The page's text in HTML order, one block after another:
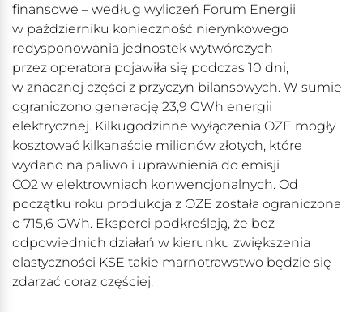
finansowe – według wyliczeń Forum Energii
w październiku konieczność nierynkowego
redysponowania jednostek wytwórczych
przez operatora pojawiła się podczas 10 dni,
w znacznej części z przyczyn bilansowych. W sumie
ograniczono generację 23,9 GWh energii
elektrycznej. Kilkugodzinne wyłączenia OZE mogły
kosztować kilkanaście milionów złotych, które
wydano na paliwo i uprawnienia do emisji
CO2 w elektrowniach konwencjonalnych. Od
początku roku produkcja z OZE została ograniczona
o 715,6 GWh. Eksperci podkreślają, że bez
odpowiednich działań w kierunku zwiększenia
elastyczności KSE takie marnotrawstwo będzie się
zdarzać coraz częściej.